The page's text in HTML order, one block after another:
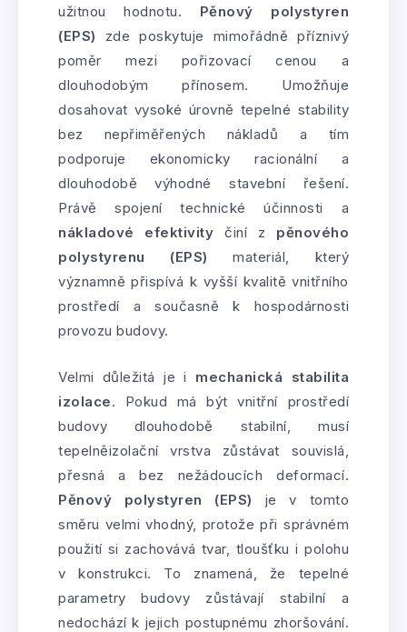
užitnou hodnotu. Pěnový polystyren
(EPS) zde poskytuje mimořádně příznivý
poměr mezi pořizovací cenou a
dlouhodobým přínosem. Umožňuje
dosahovat vysoké úrovně tepelné stability
bez nepřiměřených nákladů a tím
podporuje ekonomicky racionální a
dlouhodobě výhodné stavební řešení.
Právě spojení technické účinnosti a
nákladové efektivity činí z pěnového
polystyrenu (EPS) materiál, který
významně přispívá k vyšší kvalitě vnitřního
prostředí a současně k hospodárnosti
provozu budovy.
Velmi důležitá je i mechanická stabilita
izolace. Pokud má být vnitřní prostředí
budovy dlouhodobě stabilní, musí
tepelněizolační vrstva zůstávat souvislá,
přesná a bez nežádoucích deformací.
Pěnový polystyren (EPS)
je v tomto
směru velmi vhodný, protože při správném
použití si zachovává tvar, tloušťku i polohu
v konstrukci. To znamená, že tepelné
parametry budovy zůstávají stabilní a
nedochází k jejich postupnému zhoršování.